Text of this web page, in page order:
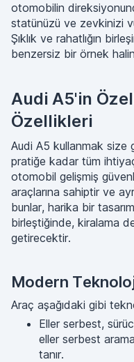
otomobilin
statünüzü ve zevkinizi
Şıklık ve rahatlığın
benzersiz bir örnek
Audi A5'in
Özellikleri
Audi A5 kullanmak
pratiğe kadar tüm
otomobil gelişmiş
araçlarına sahiptir ve
bunlar, harika bir
birleştiğinde, kiralama
getirecektir.
Modern
Araç aşağıdaki gibi
Eller serbest,
eller serbest
tanır.